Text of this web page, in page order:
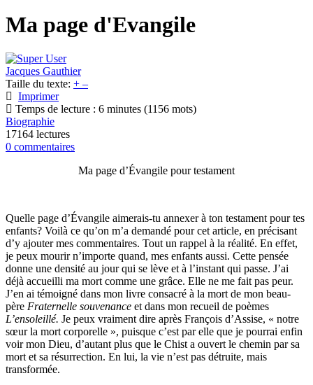
Ma page d'Evangile
Jacques Gauthier
Taille du texte: + –
Imprimer
Temps de lecture : 6 minutes (1156 mots)
Biographie
17164 lectures
0 commentaires
Ma page d’Évangile pour testament
Quelle page d’Évangile aimerais-tu annexer à ton testament pour tes
enfants? Voilà ce qu’on m’a demandé pour cet article, en précisant
d’y ajouter mes commentaires. Tout un rappel à la réalité. En effet,
je peux mourir n’importe quand, mes enfants aussi. Cette pensée
donne une densité au jour qui se lève et à l’instant qui passe. J’ai
déjà accueilli ma mort comme une grâce. Elle ne me fait pas peur.
J’en ai témoigné dans mon livre consacré à la mort de mon beau-
père Fraternelle souvenance et dans mon recueil de poèmes
L’ensoleillé. Je peux vraiment dire après François d’Assise, « notre
sœur la mort corporelle », puisque c’est par elle que je pourrai enfin
voir mon Dieu, d’autant plus que le Chist a ouvert le chemin par sa
mort et sa résurrection. En lui, la vie n’est pas détruite, mais
transformée.